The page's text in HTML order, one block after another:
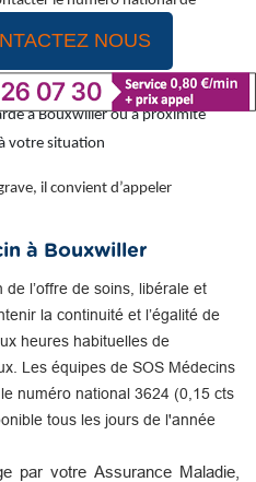
NOUS
gratuit).
une orientation vers :
à Bouxwiller ou à proximité
votre situation
il convient d’appeler
à Bouxwiller
l’offre de soins, libérale et
la continuité et l’égalité de
heures habituelles de
Les équipes de SOS Médecins
numéro national 3624 (0,15 cts
tous les jours de l'année
par votre Assurance Maladie,